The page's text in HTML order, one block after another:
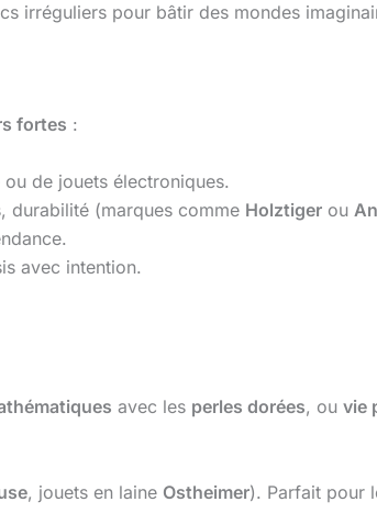
irréguliers pour bâtir des mondes
fortes :
de jouets électroniques.
durabilité (marques comme Holztiger ou
avec intention.
avec les perles dorées, ou vie
, jouets en laine Ostheimer). Parfait pour